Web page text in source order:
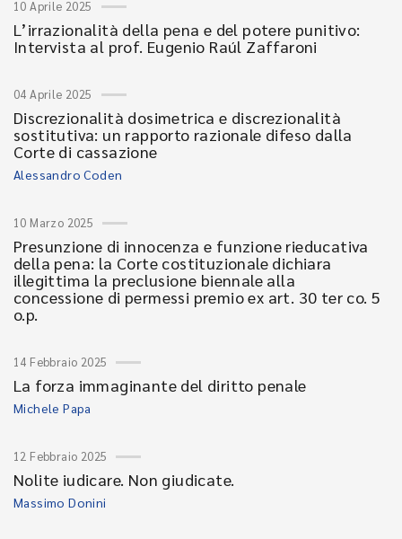
10 Aprile 2025
L’irrazionalità della pena e del potere punitivo:
Intervista al prof. Eugenio Raúl Zaffaroni
04 Aprile 2025
Discrezionalità dosimetrica e discrezionalità
sostitutiva: un rapporto razionale difeso dalla
Corte di cassazione
Alessandro Coden
10 Marzo 2025
Presunzione di innocenza e funzione rieducativa
della pena: la Corte costituzionale dichiara
illegittima la preclusione biennale alla
concessione di permessi premio ex art. 30 ter co. 5
o.p.
14 Febbraio 2025
La forza immaginante del diritto penale
Michele Papa
12 Febbraio 2025
Nolite iudicare. Non giudicate.
Massimo Donini